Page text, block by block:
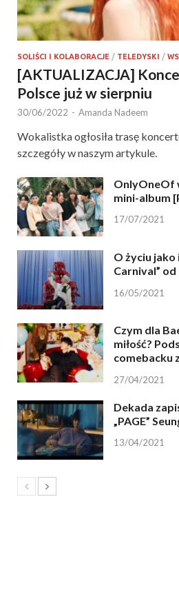
SOLIŚCI I KOLABORACJE / TELEDYSKI /
[AKTUALIZACJA]
Polsce już w sierpniu
30/06/2022 - Amanda Nadeem
Wokalistka ogłosiła trasę
szczegóły w naszym artykule.
OnlyOneOf
mini-album
17/07/2021
O życiu jako
Carnival” od
16/05/2021
Czym dla
miłość?
comebacku
27/04/2021
Dekada
„PAGE”
13/04/2021